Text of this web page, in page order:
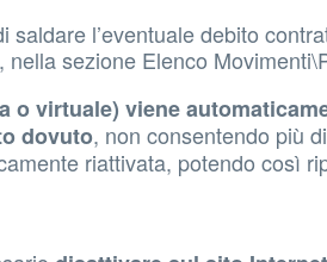
l’eventuale debito
sezione Elenco
o virtuale) viene
dovuto, non consentendo più
riattivata, potendo così